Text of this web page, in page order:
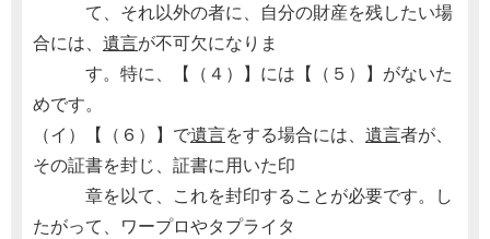
て、それ以外の者に、自分の財産を残したい場
合には、 遺言が不可欠になりま
す。特に、【（４）】には【（５）】がないた
めです。
（イ）【（６）】で遺言をする場合には、 遺言者が、
その証書を封じ、証書に用いた印
章を以て、これを封印することが必要です。し
たがって、ワープロやタプライタ